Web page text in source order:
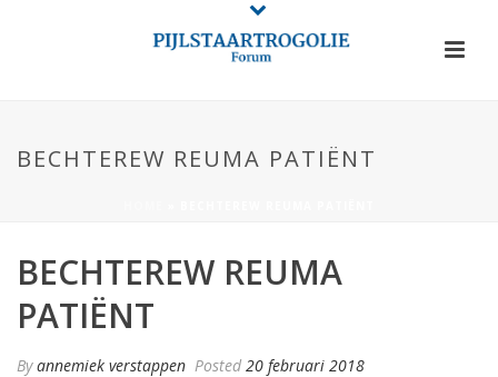
BECHTEREW REUMA PATIËNT
BECHTEREW REUMA
PATIËNT
Byannemiek verstappen Posted 20 februari 2018